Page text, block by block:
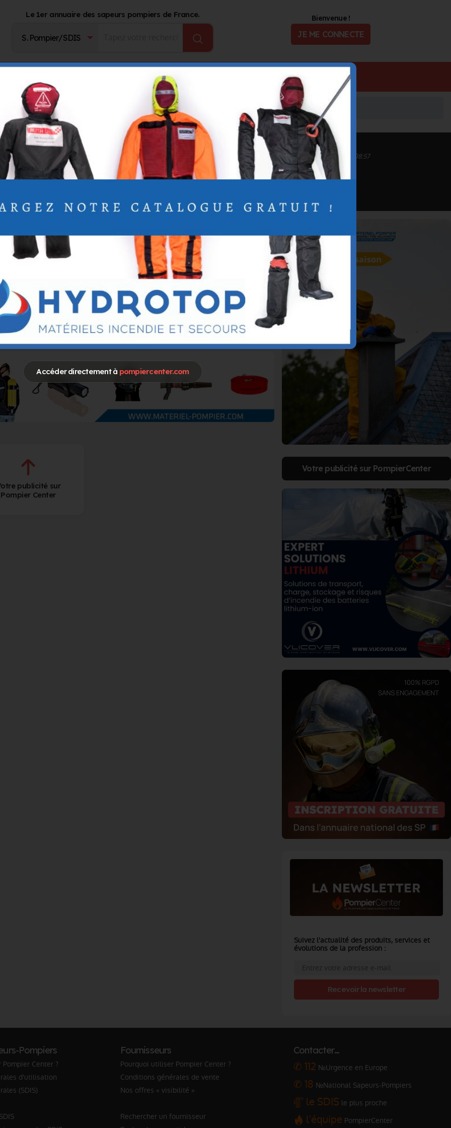
Accéder directement à pompiercenter.com
Le 1er annuaire des sapeurs pompiers de France. Bienvenue !
JE ME CONNECTE
Journal d'actualité Offres d'Emploi
Inscrit depuis le 01/10/2020 à 14:34
Informations mises à jour le 03/11/2020 à 08:57
publicité sur
Pompier Center
Votre publicité sur PompierCenter
Suivez l'actualité des produits, services et
évolutions de la profession :
Recevoir la newsletter
Pompiers
Center ?
d'utilisation
(SDIS)
Fournisseurs
Pourquoi utiliser Pompier Center ?
Conditions générales de vente
Nos offres « visibilité »
Rechercher un fournisseur
Contacter…
✆ 112 №Urgence en Europe
✆ 18 №National Sapeurs-Pompiers
le SDIS le plus proche
l'équipe PompierCenter